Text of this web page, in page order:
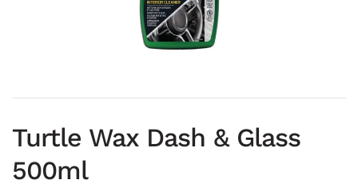
Turtle Wax Dash & Glass
500ml